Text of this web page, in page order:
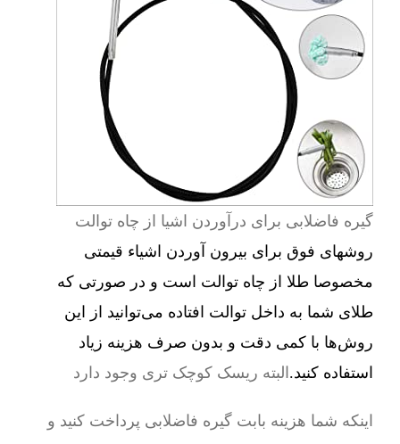
گیره فاضلابی برای درآوردن اشیا از چاه توالت
روشهای فوق برای بیرون آوردن اشیاء قیمتی
مخصوصا طلا از چاه توالت است و در صورتی که
طلای شما به داخل توالت افتاده می‌توانید از این
روش‌ها با کمی دقت و بدون صرف هزینه زیاد
استفاده کنید.البته ریسک کوچک تری وجود دارد
اینکه شما هزینه بابت گیره فاضلابی پرداخت کنید و